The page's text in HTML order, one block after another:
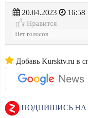
20.04.2023
16:58
Нравится
Нет голосов
Добавь Kursktv.ru в
ПОДПИШИСЬ НА